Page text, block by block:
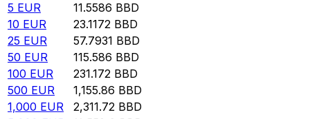
5 EUR 11.5586 BBD
10 EUR 23.1172 BBD
25 EUR 57.7931 BBD
50 EUR 115.586 BBD
100 EUR 231.172 BBD
500 EUR 1,155.86 BBD
1,000 EUR 2,311.72 BBD